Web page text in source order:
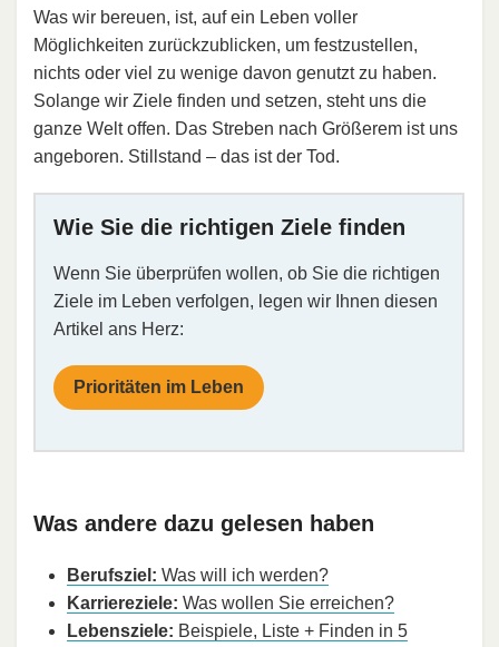
Was wir bereuen, ist, auf ein Leben voller
Möglichkeiten zurückzublicken, um festzustellen,
nichts oder viel zu wenige davon genutzt zu haben.
Solange wir Ziele finden und setzen, steht uns die
ganze Welt offen. Das Streben nach Größerem ist uns
angeboren. Stillstand – das ist der Tod.
Wie Sie die richtigen Ziele finden
Wenn Sie überprüfen wollen, ob Sie die richtigen
Ziele im Leben verfolgen, legen wir Ihnen diesen
Artikel ans Herz:
Prioritäten im Leben
Was andere dazu gelesen haben
Berufsziel: Was will ich werden?
Karriereziele: Was wollen Sie erreichen?
Lebensziele: Beispiele, Liste + Finden in 5